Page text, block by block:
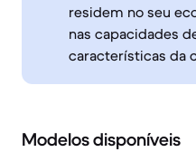
residem no seu
nas capacidades
características da
Modelos disponíveis